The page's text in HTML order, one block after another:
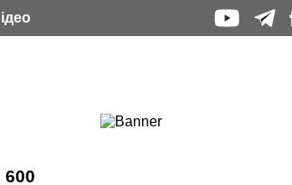
600